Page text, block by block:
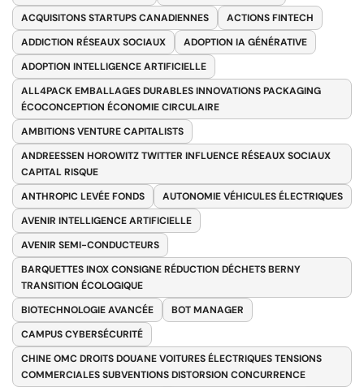
ACQUISITONS STARTUPS CANADIENNES
ACTIONS FINTECH
ADDICTION RÉSEAUX SOCIAUX
ADOPTION IA GÉNÉRATIVE
ADOPTION INTELLIGENCE ARTIFICIELLE
ALL4PACK EMBALLAGES DURABLES INNOVATIONS PACKAGING
ÉCOCONCEPTION ÉCONOMIE CIRCULAIRE
AMBITIONS VENTURE CAPITALISTS
ANDREESSEN HOROWITZ TWITTER INFLUENCE RÉSEAUX SOCIAUX
CAPITAL RISQUE
ANTHROPIC LEVÉE FONDS
AUTONOMIE VÉHICULES ÉLECTRIQUES
AVENIR INTELLIGENCE ARTIFICIELLE
AVENIR SEMI-CONDUCTEURS
BARQUETTES INOX CONSIGNE RÉDUCTION DÉCHETS BERNY
TRANSITION ÉCOLOGIQUE
BIOTECHNOLOGIE AVANCÉE
BOT MANAGER
CAMPUS CYBERSÉCURITÉ
CHINE OMC DROITS DOUANE VOITURES ÉLECTRIQUES TENSIONS
COMMERCIALES SUBVENTIONS DISTORSION CONCURRENCE